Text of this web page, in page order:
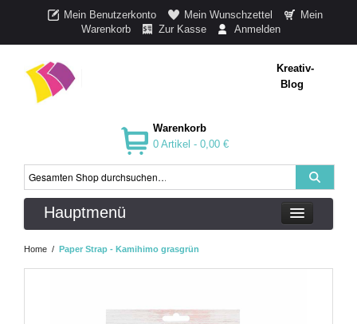
Mein Benutzerkonto Mein Wunschzettel
Mein
Warenkorb
Zur Kasse Anmelden
Kreativ-
Blog
Warenkorb
0 Artikel - 0,00 €
Hauptmenü
Home / Paper Strap - Kamihimo grasgrün